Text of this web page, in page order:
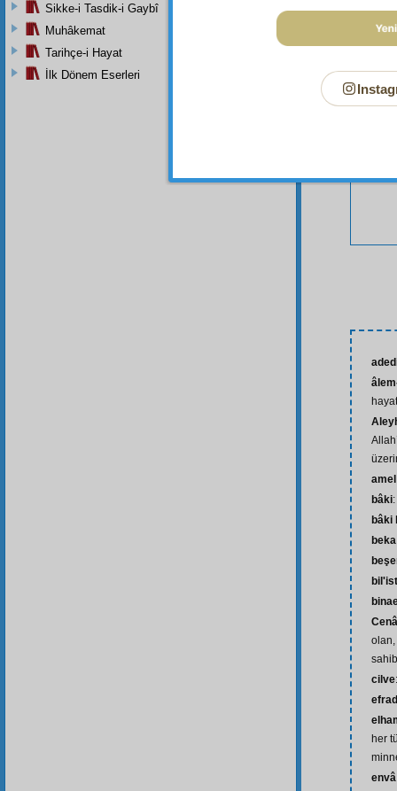
amel
bâki
bâki
beka
olan,
cilve
efrad
her
envâ
Sikke-i Tasdik-i Gaybî
Muhâkemat
Tarihçe-i Hayat
İlk Dönem Eserleri